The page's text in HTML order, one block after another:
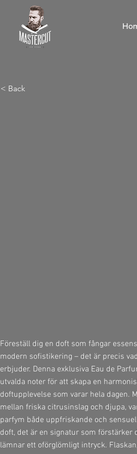
< Back
Föreställ dig en doft som fångar
modern sofistikering – det är precis
erbjuder. Denna exklusiva Eau de
utvalda noter för att skapa en
doftupplevelse som varar hela dagen.
mellan friska citrusinslag och djupa,
parfym både uppfriskande och
doft, det är en signatur som förstärker
lämnar ett oförglömligt intryck.